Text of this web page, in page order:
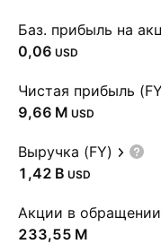
Баз. прибыль на
0,06 USD
Чистая прибыль
‪9,66 M‬ USD
Выручка (FY)
‪1,42 B‬ USD
Акции в обращении
‪233,55 M‬